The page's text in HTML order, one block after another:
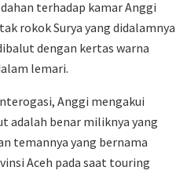
terhadap kamar Anggi
rokok Surya yang didalamnya
dengan kertas warna
lemari.
Anggi mengakui
adalah benar miliknya yang
temannya yang bernama
Aceh pada saat touring